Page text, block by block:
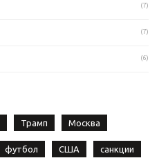
(7)
(7)
(6)
Трамп Москва
футбол США санкции